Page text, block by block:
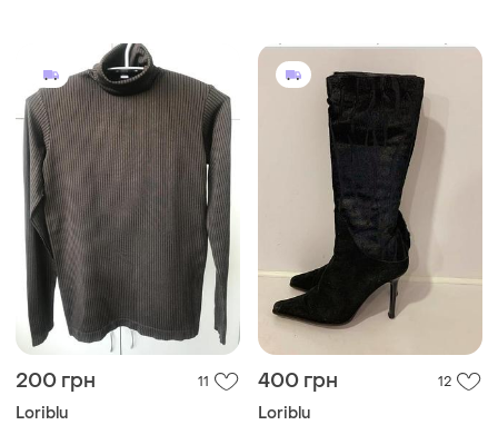
200 грн 11
Loriblu
400 грн 12
Loriblu